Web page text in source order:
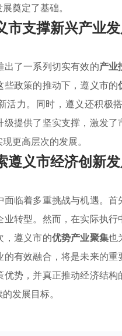
奠定了基础。
市支撑新兴产业
出了一系列切实有效的产业
政策的推动下，遵义市的
活力。同时，遵义还积极
提供了坚实支撑，激发
更高层次的发展。
遵义市经济创新
面临着多重挑战与机遇。首
转型。然而，在实际执
，遵义市的优势产业聚集也
有效融合，将是未来的
势，并真正推动经济结
发展目标。